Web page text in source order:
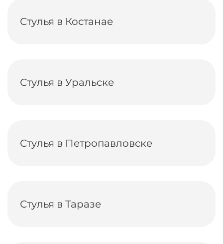
Стулья в Костанае
Стулья в Уральске
Стулья в Петропавловске
Стулья в Таразе